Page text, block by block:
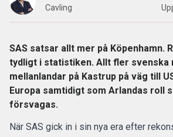
Cavling
SAS satsar allt mer på Köpenhamn.
tydligt i statistiken. Allt fler svenska
mellanlandar på Kastrup på väg till
Europa samtidigt som Arlandas roll
försvagas.
När SAS gick in i sin nya era efter